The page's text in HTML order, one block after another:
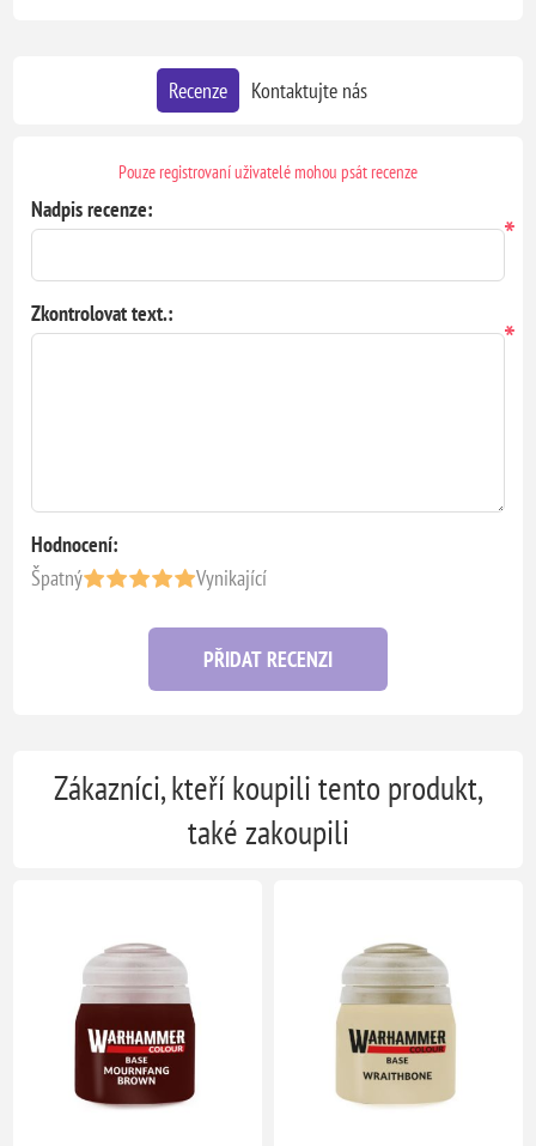
Recenze Kontaktujte nás
Pouze registrovaní uživatelé mohou psát recenze
Nadpis recenze:
*
Zkontrolovat text.:
*
Hodnocení:
Špatný
Vynikající
PŘIDAT RECENZI
Zákazníci, kteří koupili tento produkt,
také zakoupili